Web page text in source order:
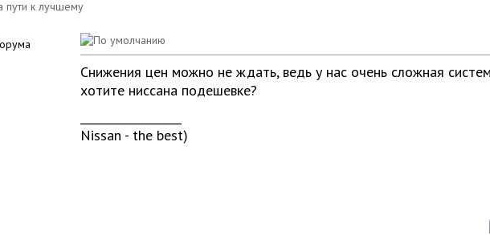
Снижения цен можно не ждать, ведь у нас очень сложная
хотите ниссана подешевке?
Nissan - the best)